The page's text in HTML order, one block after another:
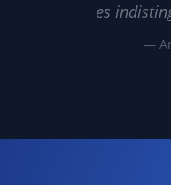
es
—